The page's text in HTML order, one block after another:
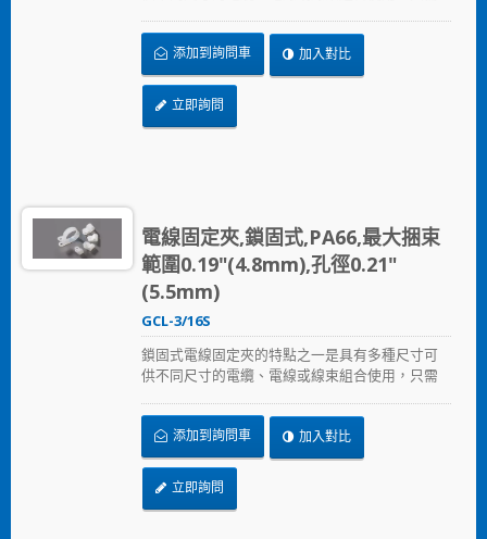
添加到詢問車 加入對比
立即詢問
電線固定夾,鎖固式,PA66,最大捆束
範圍0.19"(4.8mm),孔徑0.21"
(5.5mm)
GCL-3/16S
鎖固式電線固定夾的特點之一是具有多種尺寸可
供不同尺寸的電纜、電線或線束組合使用，只需
添加到詢問車 加入對比
立即詢問